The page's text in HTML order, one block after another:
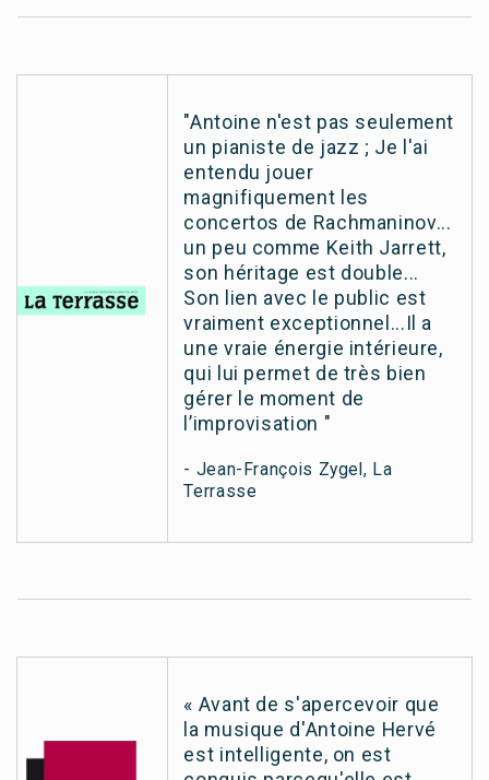
"Antoine n'est pas seulement
un pianiste de jazz ; Je l'ai
entendu jouer
magnifiquement les
concertos de Rachmaninov...
un peu comme Keith Jarrett,
son héritage est double...
Son lien avec le public est
vraiment exceptionnel...Il a
une vraie énergie intérieure,
qui lui permet de très bien
gérer le moment de
l’improvisation "
- Jean-François Zygel, La
Terrasse
« Avant de s'apercevoir que
la musique d'Antoine Hervé
est intelligente, on est